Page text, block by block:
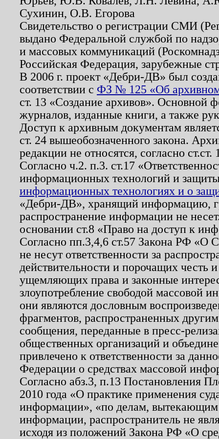
Сухинин, О.В. Егорова
Свидетельство о регистрации СМИ
выдано Федеральной службой по
и массовых коммуникаций
Российская Федерация, зарубежные
В 2006 г. проект «Дебри-ДВ» был
соответствии с ФЗ № 125 «Об
ст. 13 «Создание архивов». Основной
журналов, изданные книги, а также
Доступ к архивным документам
ст. 24 вышеобозначенного закона.
редакции не относятся, согласно
Согласно ч.2. п.3. ст.17
информационных технологий и
информационных технологиях и о
«Дебри-ДВ», хранящий информацию,
распространение информации не
основании ст.8 «Право на доступ к
Согласно пп.3,4,6 ст.57 Закона РФ «О
не несут ответственности за
действительности и порочащих честь
ущемляющих права и законные
злоупотребление свободой массовой
они являются дословным
фрагментов, распространенных
сообщения, переданные в пресс-
общественных организаций и
привлечено к ответственности за
Федерации о средствах массовой
Согласно абз.3, п.13 Постановления
2010 года «О практике применения
информации», «по делам, вытекающим
информации, распространитель не
исходя из положений Закона РФ «О